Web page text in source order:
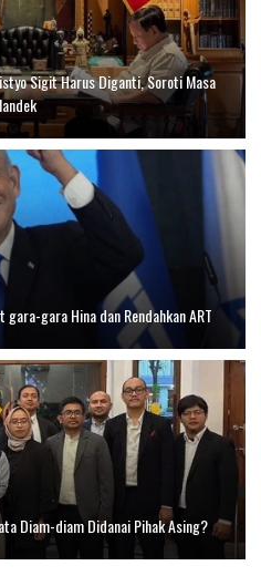
Sigit Harus Diganti, Soroti Masa
gara Hina dan Rendahkan ART
Diam-diam Didanai Pihak Asing?